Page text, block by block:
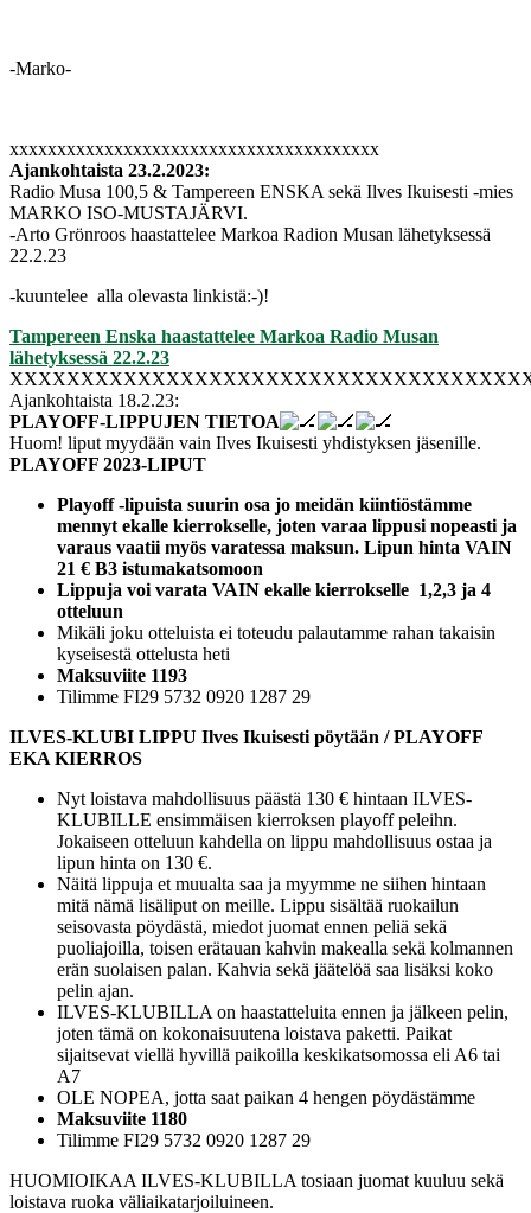
-Marko-
xxxxxxxxxxxxxxxxxxxxxxxxxxxxxxxxxxxxxxx
Ajankohtaista 23.2.2023:
Radio Musa 100,5 & Tampereen ENSKA sekä Ilves Ikuisesti -mies
MARKO ISO-MUSTAJÄRVI.
-Arto Grönroos haastattelee Markoa Radion Musan lähetyksessä
22.2.23
-kuuntelee alla olevasta linkistä:-)!
Tampereen Enska haastattelee Markoa Radio Musan
lähetyksessä 22.2.23
Ajankohtaista 18.2.23:
PLAYOFF-LIPPUJEN TIETOA
Huom! liput myydään vain Ilves Ikuisesti yhdistyksen jäsenille.
PLAYOFF 2023-LIPUT
Playoff -lipuista suurin osa jo meidän kiintiöstämme
mennyt ekalle kierrokselle, joten varaa lippusi nopeasti ja
varaus vaatii myös varatessa maksun. Lipun hinta VAIN
21 € B3 istumakatsomoon
Lippuja voi varata VAIN ekalle kierrokselle 1,2,3 ja 4
otteluun
Mikäli joku otteluista ei toteudu palautamme rahan takaisin
kyseisestä ottelusta heti
Maksuviite 1193
Tilimme FI29 5732 0920 1287 29
ILVES-KLUBI LIPPU Ilves Ikuisesti pöytään / PLAYOFF
EKA KIERROS
Nyt loistava mahdollisuus päästä 130 € hintaan ILVES-
KLUBILLE ensimmäisen kierroksen playoff peleihn.
Jokaiseen otteluun kahdella on lippu mahdollisuus ostaa ja
lipun hinta on 130 €.
Näitä lippuja et muualta saa ja myymme ne siihen hintaan
mitä nämä lisäliput on meille. Lippu sisältää ruokailun
seisovasta pöydästä, miedot juomat ennen peliä sekä
puoliajoilla, toisen erätauan kahvin makealla sekä kolmannen
erän suolaisen palan. Kahvia sekä jäätelöä saa lisäksi koko
pelin ajan.
ILVES-KLUBILLA on haastatteluita ennen ja jälkeen pelin,
joten tämä on kokonaisuutena loistava paketti. Paikat
sijaitsevat viellä hyvillä paikoilla keskikatsomossa eli A6 tai
A7
OLE NOPEA, jotta saat paikan 4 hengen pöydästämme
Maksuviite 1180
Tilimme FI29 5732 0920 1287 29
HUOMIOIKAA ILVES-KLUBILLA tosiaan juomat kuuluu sekä
loistava ruoka väliaikatarjoiluineen.